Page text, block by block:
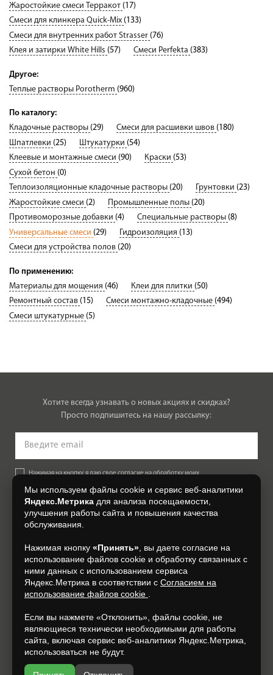
Жаростойкие смеси Терракот (17)
Смеси для клинкера Quick-Mix (133)
Смеси для внутренних работ Strasser (76)
Клея и затирки White Hills (57) Смеси Perfekta (383)
Другое:
Теплые растворы Porotherm (960)
По каталогу:
Кладочные растворы (29) Смеси для расшивки швов (180)
Шпатлевки (25) Штукатурки (54)
Клеевые и монтажные смеси (90) Краски (53)
Сухой бетон (0)
Теплоизоляционные кладочные растворы (20) Грунтовки (23)
Жаростойкие смеси (2) Промышленные полы (20)
Противоморозные добавки (4) Специальные растворы (8)
Универсальные смеси (29) Гидроизоляция (13)
Смеси для устройства полов (20)
По применению:
Материалы для мощения (46) Клеи для плитки (50)
Ремонтный состав (15) Смеси монтажно-кладочные (494)
Смеси штукатурные (5)
Хотите всегда узнавать о новых акциях и скидках?
Просто подпишитесь на нашу рассылку:
Нажимая на кнопку, я даю свое согласие на обработку моих
Согласии на обработку персональных данных.
+7 (4832) 300-007
Мы используем файлы cookie и сервис веб-аналитики
Яндекс.Метрика для анализа посещаемости,
улучшения работы сайта и повышения качества
обслуживания.
Нажимая кнопку «Принять» , вы даете согласие на
использование файлов cookie и обработку связанных с
ними данных с использованием сервиса
Яндекс.Метрика в соответствии с Согласием на
использование файлов cookie
Если вы нажмете «Отклонить», файлы cookie, не
являющиеся технически необходимыми для работы
сайта, включая сервис веб-аналитики Яндекс.Метрика,
использоваться не будут.